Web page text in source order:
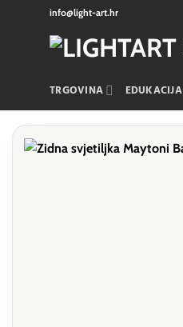
info@light-art.hr
TRGOVINA EDUKACIJA